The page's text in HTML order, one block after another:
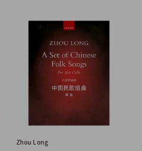
Zhou Long